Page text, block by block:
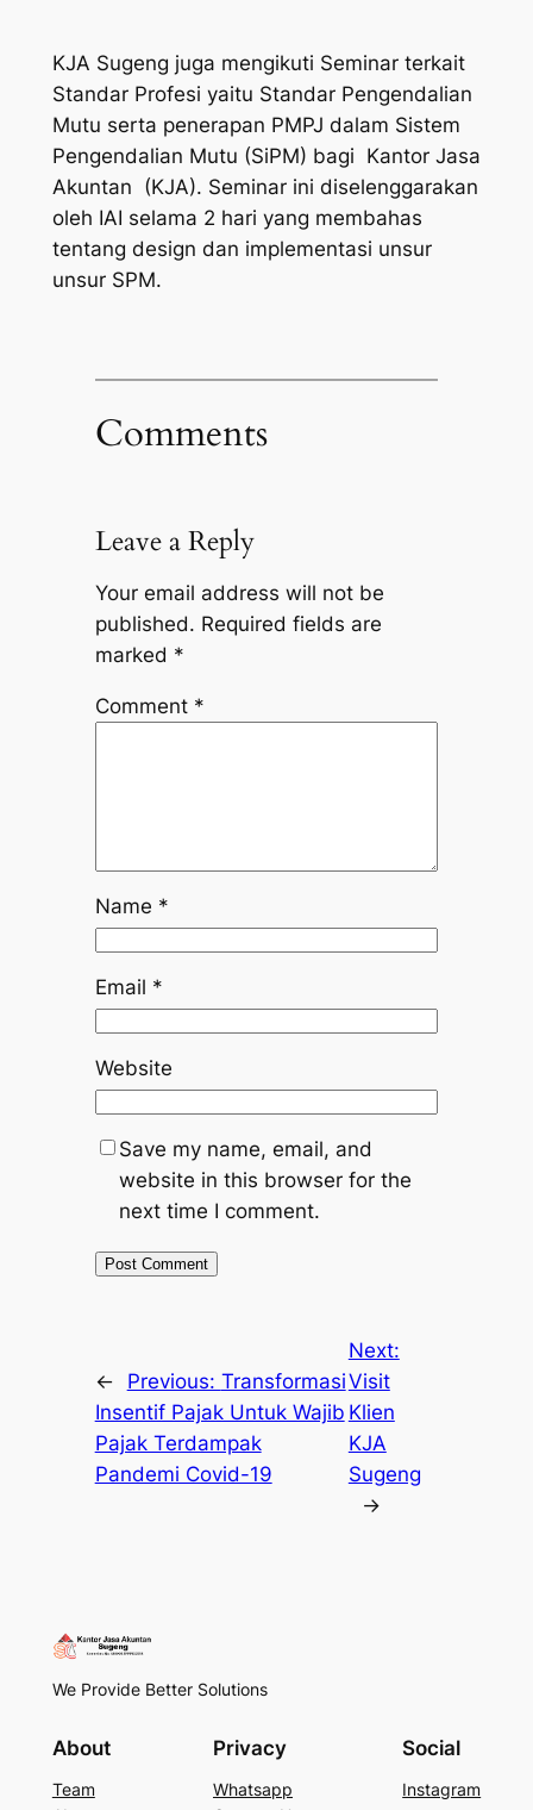
KJA Sugeng juga mengikuti Seminar terkait
Standar Profesi yaitu Standar Pengendalian
Mutu serta penerapan PMPJ dalam Sistem
Pengendalian Mutu (SiPM) bagi Kantor Jasa
Akuntan (KJA). Seminar ini diselenggarakan
oleh IAI selama 2 hari yang membahas
tentang design dan implementasi unsur
unsur SPM.
Comments
Leave a Reply
Your email address will not be
published. Required fields are
marked *
Comment *
Name *
Email *
Website
Save my name, email, and
website in this browser for the
next time I comment.
← Previous: Transformasi
Insentif Pajak Untuk Wajib
Pajak Terdampak
Pandemi Covid-19
Next:
Visit
Klien
KJA
Sugeng
→
We Provide Better Solutions
About
Team
Privacy
Whatsapp
Social
Instagram